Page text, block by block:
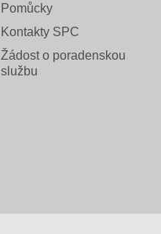
Pomůcky
Kontakty SPC
Žádost o poradenskou
službu